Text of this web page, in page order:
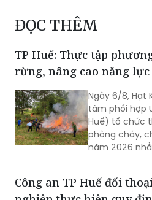
ĐỌC THÊM
TP Huế: Thực tập
rừng, nâng cao năng
Ngày 6/8, Hạt
tâm phối hợp
Huế) tổ chức
phòng cháy,
năm 2026
Công an TP Huế đối